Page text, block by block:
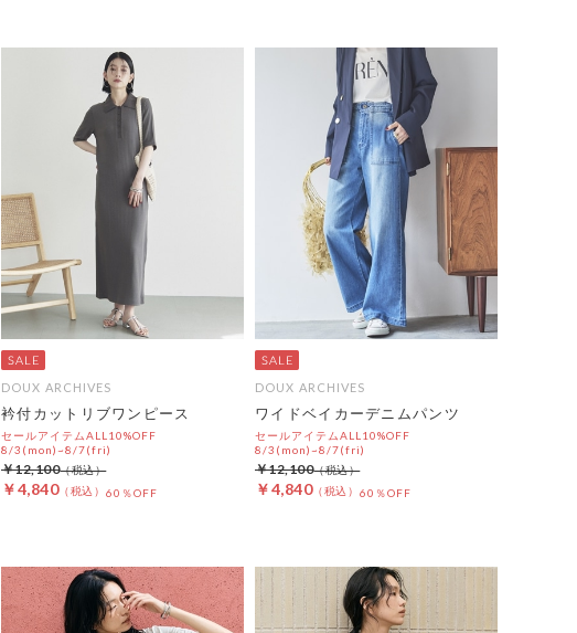
DOUX ARCHIVES
衿付カットリブワンピース
セールアイテムALL10%OFF
8/3(mon)~8/7(fri)
￥4,840 60％OFF
￥12,100
DOUX ARCHIVES
ワイドベイカーデニムパンツ
セールアイテムALL10%OFF
8/3(mon)~8/7(fri)
￥4,840 60％OFF
￥12,100